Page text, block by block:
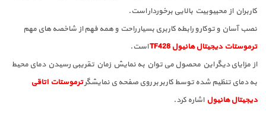
کاربران از محبیوبیت بالایی برخوردار است.
نصب آسان و توکار و رابطه کاربری بسیار راحت و همه فهم از شاخصه های مهم
ترموستات دیجیتال هانیول TF428
است.
از مزایای دیگر این محصول می توان به نمایش زمان تقریبی رسیدن دمای محیط
به دمای تنظیم شده توسط کاربر بر روی صفحه ی نمایشگرترموستات اتاقی
دیجیتال هانیول اشاره کرد.